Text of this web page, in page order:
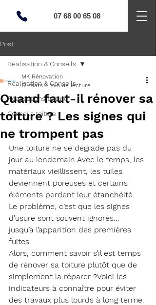
07 68 00 65 08
Post
Réalisation & Conseils
Réalisations toiture
Conseils toiture
Réalisation & Conseils
Quand faut-il rénover sa
toiture ? Les signes qui
ne trompent pas
MK Rénovation
17 mars2 min de lecture
Une toiture ne se dégrade pas du
jour au lendemain.Avec le temps, les
matériaux vieillissent, les tuiles
deviennent poreuses et certains
éléments perdent leur étanchéité.
Le problème, c’est que les signes
d’usure sont souvent ignorés…
jusqu’à l’apparition des premières
fuites.
Alors, comment savoir s’il est temps
de rénover sa toiture plutôt que de
simplement la réparer ?Voici les
indicateurs à connaître pour éviter
des travaux plus lourds à long terme.